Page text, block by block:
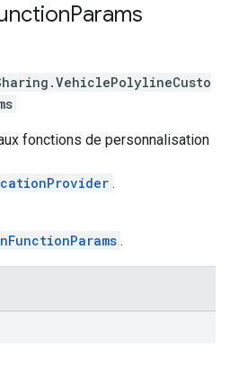
Params
.VehiclePolylineCusto
fonctions de personnalisation
.
.